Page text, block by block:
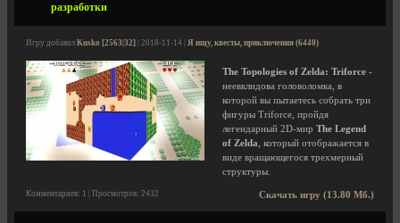
разработки
Игру добавил Kusko [2563|32] | 2018-11-14 | Я ищу, квесты, приключения (6440)
The Topologies of Zelda: Triforce -
неевклидова головоломка, в
которой вы пытаетесь собрать три
фигуры Triforce, пройдя
легендарный 2D-мир The Legend
of Zelda , который отображается в
виде вращающегося трехмерный
структуры.
Скачать игру (13.80 Мб.)
Комментариев: 1 | Просмотров: 2432